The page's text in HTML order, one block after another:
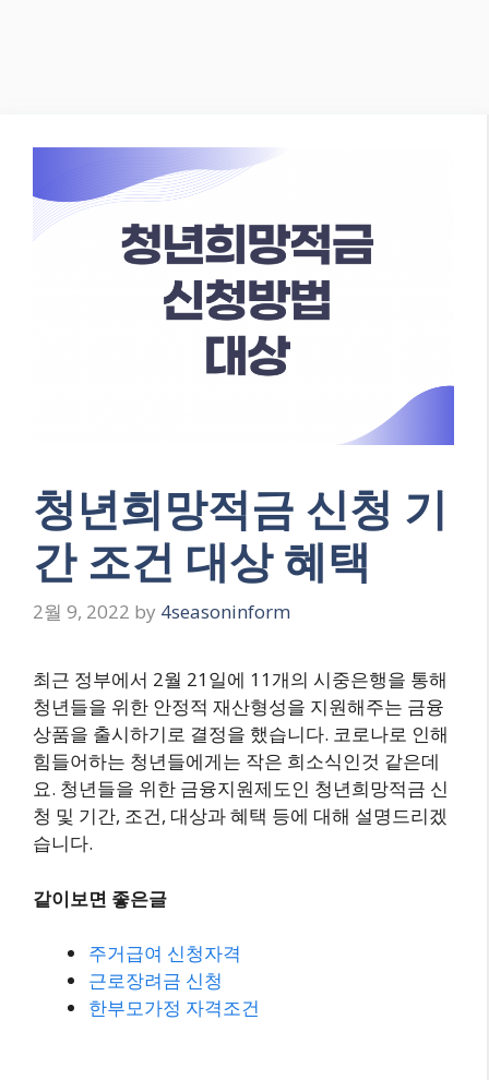
청년희망적금 신청 기
간 조건 대상 혜택
2월 9, 2022 by 4seasoninform
최근 정부에서 2월 21일에 11개의 시중은행을 통해
청년들을 위한 안정적 재산형성을 지원해주는 금융
상품을 출시하기로 결정을 했습니다. 코로나로 인해
힘들어하는 청년들에게는 작은 희소식인것 같은데
요. 청년들을 위한 금융지원제도인 청년희망적금 신
청 및 기간, 조건, 대상과 혜택 등에 대해 설명드리겠
습니다.
같이보면 좋은글
주거급여 신청자격
근로장려금 신청
한부모가정 자격조건